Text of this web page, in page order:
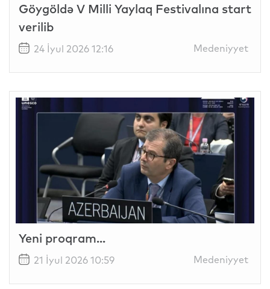
Göygöldə V Milli Yaylaq Festivalına start
verilib
24 İyul 2026 12:16 Medeniyyet
Yeni proqram...
21 İyul 2026 10:59 Medeniyyet